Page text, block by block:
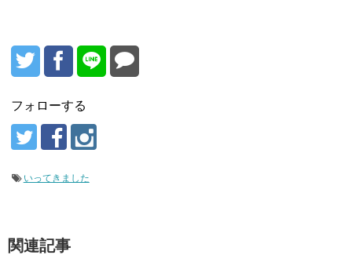
フォローする
いってきました
関連記事